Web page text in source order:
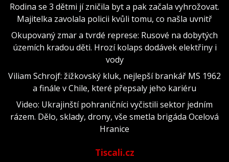
Rodina se 3 dětmi jí zničila byt a pak začala vyhrožovat.
Majitelka zavolala policii kvůli tomu, co našla uvnitř
Okupovaný zmar a tvrdé represe: Rusové na dobytých
územích kradou děti. Hrozí kolaps dodávek elektřiny i
vody
Viliam Schrojf: žižkovský kluk, nejlepší brankář MS 1962
a finále v Chile, které přepsaly jeho kariéru
Video: Ukrajinští pohraničníci vyčistili sektor jedním
rázem. Dělo, sklady, drony, vše smetla brigáda Ocelová
Hranice
Tiscali.cz